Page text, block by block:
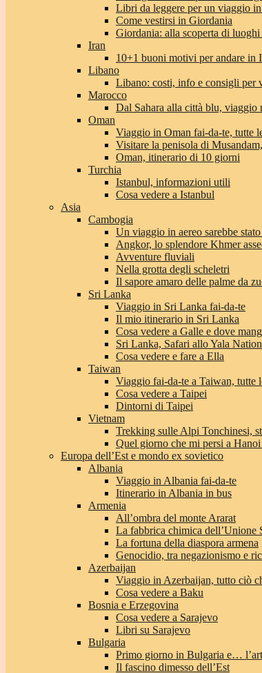
Libri da leggere per un viaggio
Come vestirsi in Giordania
Giordania: alla scoperta di
Iran
10+1 buoni motivi per andare in
Libano
Libano: costi, info e consigli per
Marocco
Dal Sahara alla città blu, viaggio
Oman
Viaggio in Oman fai-da-te, tutte
Visitare la penisola di
Oman, itinerario di 10 giorni
Turchia
Istanbul, informazioni utili
Cosa vedere a Istanbul
Asia
Cambogia
Un viaggio in aereo sarebbe
Angkor, lo splendore Khmer
Avventure fluviali
Nella grotta degli scheletri
Il sapore amaro delle palme da
Sri Lanka
Viaggio in Sri Lanka fai-da-te
Il mio itinerario in Sri Lanka
Cosa vedere a Galle e dove
Sri Lanka, Safari allo Yala
Cosa vedere e fare a Ella
Taiwan
Viaggio fai-da-te a Taiwan, tutte
Cosa vedere a Taipei
Dintorni di Taipei
Vietnam
Trekking sulle Alpi Tonchinesi,
Quel giorno che mi persi a Hanoi
Europa dell’Est e mondo ex sovietico
Albania
Viaggio in Albania fai-da-te
Itinerario in Albania in bus
Armenia
All’ombra del monte Ararat
La fabbrica chimica dell’Unione
La fortuna della diaspora armena
Genocidio, tra negazionismo e
Azerbaijan
Viaggio in Azerbaijan, tutto ciò
Cosa vedere a Baku
Bosnia e Erzegovina
Cosa vedere a Sarajevo
Libri su Sarajevo
Bulgaria
Primo giorno in Bulgaria e…
Il fascino dimesso dell’Est